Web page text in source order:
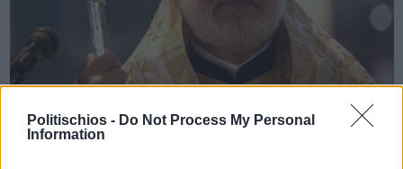
Politischios - Do Not Process My Personal
Information